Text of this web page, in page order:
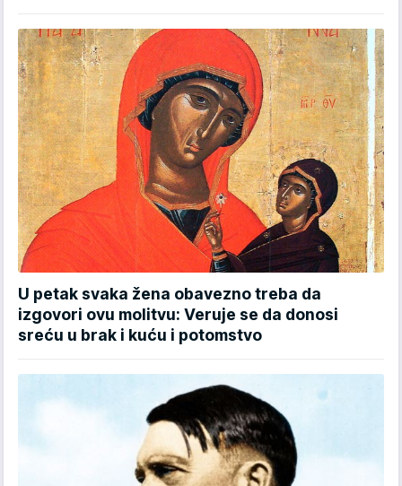
U petak svaka žena obavezno treba da
izgovori ovu molitvu: Veruje se da donosi
sreću u brak i kuću i potomstvo